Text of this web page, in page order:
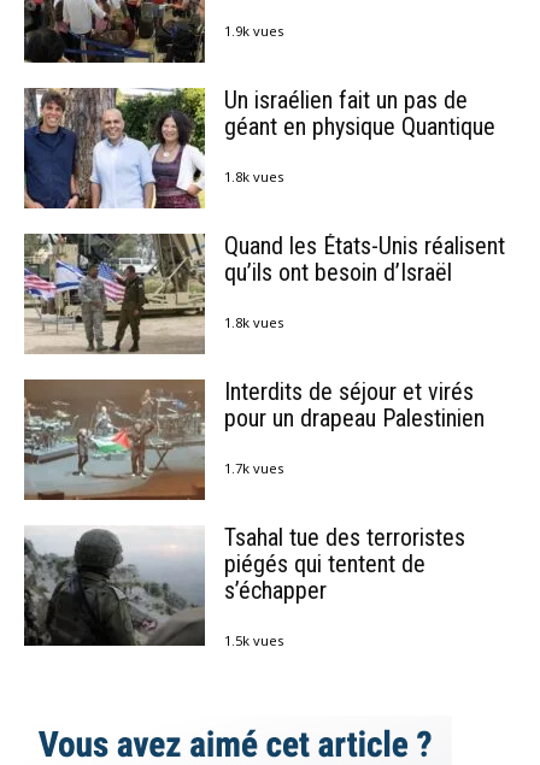
1.9k vues
Un israélien fait un pas de
géant en physique Quantique
1.8k vues
Quand les États-Unis réalisent
qu’ils ont besoin d’Israël
1.8k vues
Interdits de séjour et virés
pour un drapeau Palestinien
1.7k vues
Tsahal tue des terroristes
piégés qui tentent de
s’échapper
1.5k vues